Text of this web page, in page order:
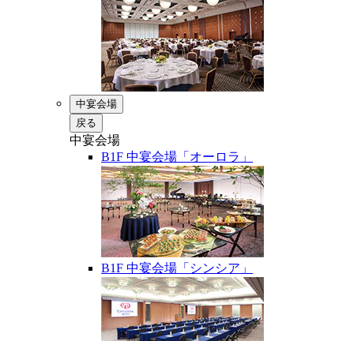
中宴会場
戻る
中宴会場
B1F 中宴会場「オーロラ」
B1F 中宴会場「シンシア」